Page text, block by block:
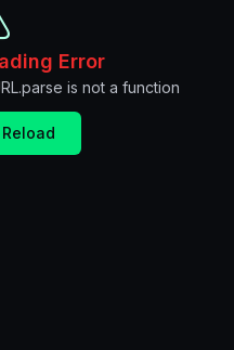
Error
is not a function
Reload